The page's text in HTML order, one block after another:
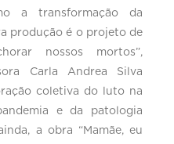
a transformação da
produção é o projeto de
nossos mortos”,
Carla Andrea Silva
coletiva do luto na
e da patologia
a obra “Mamãe, eu